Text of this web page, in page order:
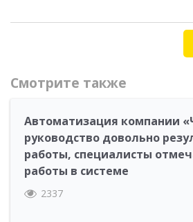
Смотрите также
Автоматизация компании
руководство довольно
работы, специалисты
работы в системе
2337